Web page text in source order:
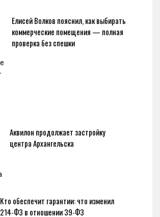
Елисей Волков пояснил, как выбирать
коммерческие помещения — полная
проверка без спешки
Аквилон продолжает застройку
центра Архангельска
Кто обеспечит гарантии: что изменил
214-ФЗ в отношении 39-ФЗ